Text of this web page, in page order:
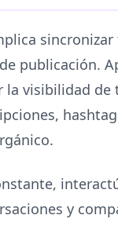
publicación.
visibilidad
y